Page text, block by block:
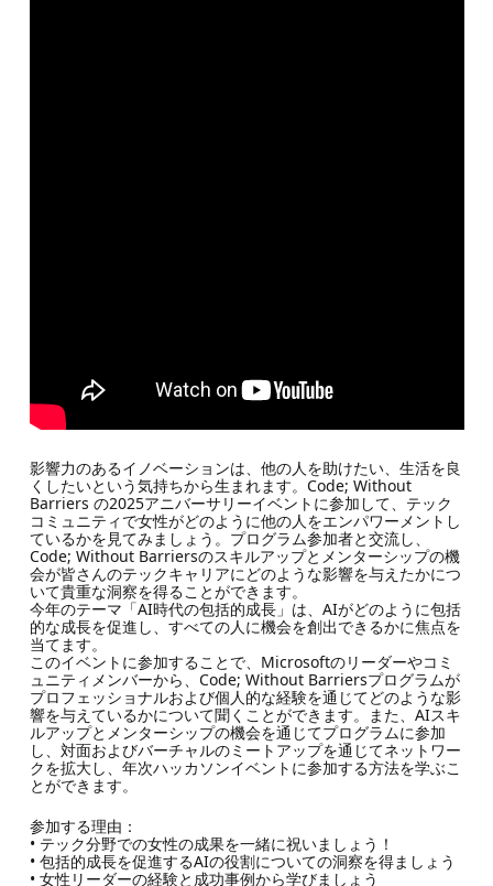
影響力のあるイノベーションは、他の人を助けたい、生活を良
くしたいという気持ちから生まれます。Code; Without
Barriers の2025アニバーサリーイベントに参加して、テック
コミュニティで女性がどのように他の人をエンパワーメントし
ているかを見てみましょう。プログラム参加者と交流し、
Code; Without Barriersのスキルアップとメンターシップの機
会が皆さんのテックキャリアにどのような影響を与えたかにつ
いて貴重な洞察を得ることができます。
今年のテーマ「AI時代の包括的成長」は、AIがどのように包括
的な成長を促進し、すべての人に機会を創出できるかに焦点を
当てます。
このイベントに参加することで、Microsoftのリーダーやコミ
ュニティメンバーから、Code; Without Barriersプログラムが
プロフェッショナルおよび個人的な経験を通じてどのような影
響を与えているかについて聞くことができます。また、AIスキ
ルアップとメンターシップの機会を通じてプログラムに参加
し、対面およびバーチャルのミートアップを通じてネットワー
クを拡大し、年次ハッカソンイベントに参加する方法を学ぶこ
とができます。
参加する理由：
• テック分野での女性の成果を一緒に祝いましょう！
• 包括的成長を促進するAIの役割についての洞察を得ましょう
• 女性リーダーの経験と成功事例から学びましょう